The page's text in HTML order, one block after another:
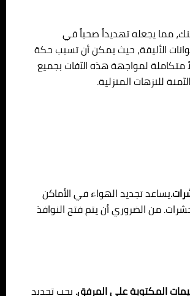
مما يجعله تهديداً صحياً في
الأليفة، حيث يمكن أن تسبب حكة
متكاملة لمواجهة هذه الآفات بجميع
للنزهات المنزلية.
يساعد تجديد الهواء في الأماكن
من الضروري أن يتم فتح النوافذ
المكتوبة على المرفق. يجب تحديد